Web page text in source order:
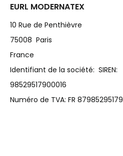
EURL MODERNATEX
10 Rue de Penthièvre
75008 Paris
France
Identifiant de la société: SIREN:
98529517900016
Numéro de TVA: FR 87985295179